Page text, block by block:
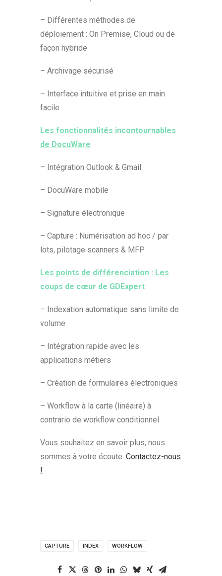
– Différentes méthodes de
déploiement : On Premise, Cloud ou de
façon hybride
– Archivage sécurisé
– Interface intuitive et prise en main
facile
Les fonctionnalités incontournables
de DocuWare
– Intégration Outlook & Gmail
– DocuWare mobile
– Signature électronique
– Capture : Numérisation ad hoc / par
lots, pilotage scanners & MFP
Les points de différenciation : Les
coups de cœur de GDExpert
– Indexation automatique sans limite de
volume
– Intégration rapide avec les
applications métiers
– Création de formulaires électroniques
– Workflow à la carte (linéaire) à
contrario de workflow conditionnel
Vous souhaitez en savoir plus, nous
sommes à votre écoute. Contactez-nous
!
CAPTURE INDEX WORKFLOW